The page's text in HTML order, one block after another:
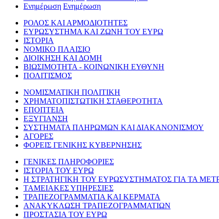
Ενημέρωση Ενημέρωση
ΡΟΛΟΣ ΚΑΙ ΑΡΜΟΔΙΟΤΗΤΕΣ
ΕΥΡΩΣΥΣΤΗΜΑ ΚΑΙ ΖΩΝΗ ΤΟΥ ΕΥΡΩ
ΙΣΤΟΡΙΑ
ΝΟΜΙΚΟ ΠΛΑΙΣΙΟ
ΔΙΟΙΚΗΣΗ ΚΑΙ ΔΟΜΗ
ΒΙΩΣΙΜΟΤΗΤΑ - ΚΟΙΝΩΝΙΚΗ ΕΥΘΥΝΗ
ΠΟΛΙΤΙΣΜΟΣ
ΝΟΜΙΣΜΑΤΙΚΗ ΠΟΛΙΤΙΚΗ
ΧΡΗΜΑΤΟΠΙΣΤΩΤΙΚΗ ΣΤΑΘΕΡΟΤΗΤΑ
ΕΠΟΠΤΕΙΑ
ΕΞΥΓΙΑΝΣΗ
ΣΥΣΤΗΜΑΤΑ ΠΛΗΡΩΜΩΝ ΚΑΙ ΔΙΑΚΑΝΟΝΙΣΜΟΥ
ΑΓΟΡΕΣ
ΦΟΡΕΙΣ ΓΕΝΙΚΗΣ ΚΥΒΕΡΝΗΣΗΣ
ΓΕΝΙΚΕΣ ΠΛΗΡΟΦΟΡΙΕΣ
ΙΣΤΟΡΙΑ ΤΟΥ ΕΥΡΩ
Η ΣΤΡΑΤΗΓΙΚΗ ΤΟΥ ΕΥΡΩΣΥΣΤΗΜΑΤΟΣ ΓΙΑ ΤΑ
ΤΑΜΕΙΑΚΕΣ ΥΠΗΡΕΣΙΕΣ
ΤΡΑΠΕΖΟΓΡΑΜΜΑΤΙΑ ΚΑΙ ΚΕΡΜΑΤΑ
ΑΝΑΚΥΚΛΩΣΗ ΤΡΑΠΕΖΟΓΡΑΜΜΑΤΙΩΝ
ΠΡΟΣΤΑΣΙΑ ΤΟΥ ΕΥΡΩ